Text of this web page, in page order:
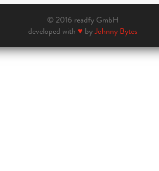
© 2016 readfy GmbH
developed with ♥ byJohnny Bytes